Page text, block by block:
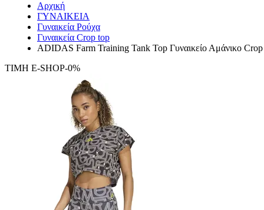
Αρχική
ΓΥΝΑΙΚΕΙΑ
Γυναικεία Ρούχα
Γυναικεία Crop top
ADIDAS Farm Training Tank Top Γυναικείο Αμάνικο Crop
ΤΙΜΗ E-SHOP-0%